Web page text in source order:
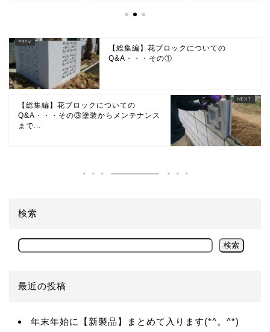
【総集編】花ブロックについての
Q&A・・・その①
【総集編】花ブロックについての
Q&A・・・その③塗装からメンテナンス
まで...
検索
検索
最近の投稿
年末年始に【新製品】まとめて入ります(*^。^*)